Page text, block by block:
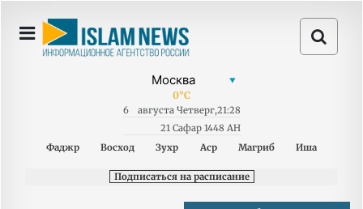
0°C
6 августа Четверг,21:28
21 Сафар 1448 AH
Фаджр
Восход Зухр Аср Магриб Иша
Подписаться на расписание